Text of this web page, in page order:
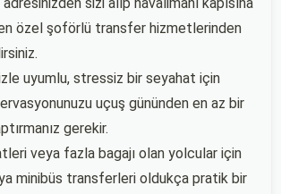
özel şoförlü transfer hizmetlerinden
uyumlu, stressiz bir seyahat için
uçuş gününden en az bir
gerekir.
veya fazla bagajı olan yolcular için
minibüs transferleri oldukça pratik bir